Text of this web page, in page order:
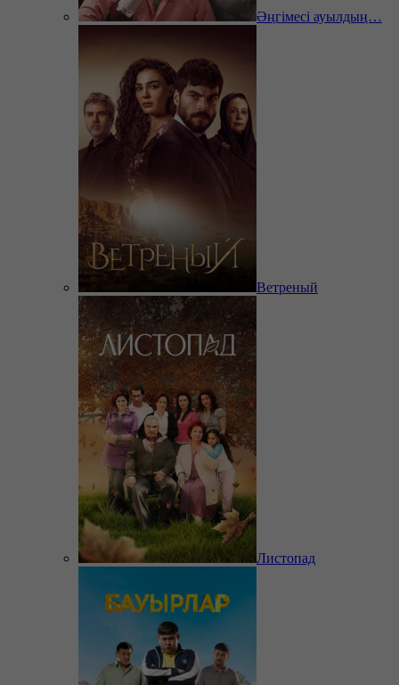
Әңгімесі ауылдың…
Ветреный
Листопад